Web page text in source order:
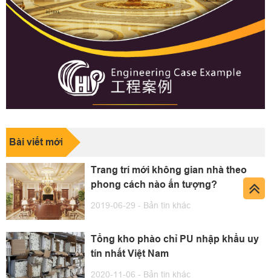
Bài viết mới
Trang trí mới không gian nhà theo
phong cách nào ấn tượng?
2019-06-29 - Bản tin khác
Tổng kho phào chỉ PU nhập khẩu uy
tín nhất Việt Nam
2020-11-06 - Bản tin khác